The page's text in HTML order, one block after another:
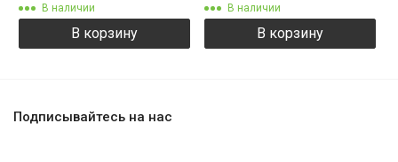
В наличии
В корзину
В наличии
В корзину
Подписывайтесь на нас